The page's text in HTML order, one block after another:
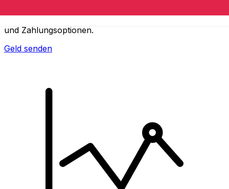
und Zahlungsoptionen.
Geld senden